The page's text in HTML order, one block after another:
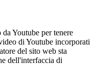
Youtube per tenere
di Youtube incorporati
del sito web sta
dell'interfaccia di